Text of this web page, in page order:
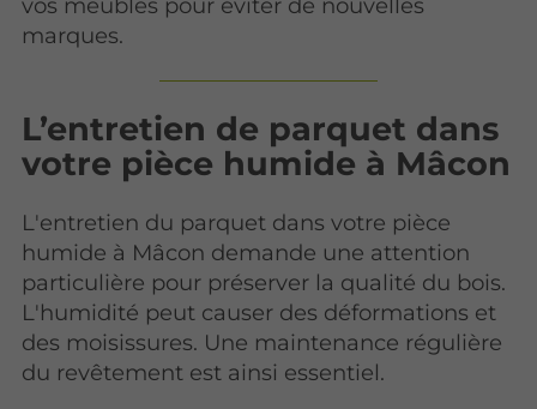
marques.
L’entretien de parquet dans
votre pièce humide à Mâcon
L'entretien du parquet dans votre pièce
humide à Mâcon demande une attention
particulière pour préserver la qualité du bois.
L'humidité peut causer des déformations et
des moisissures. Une maintenance régulière
du revêtement est ainsi essentiel.